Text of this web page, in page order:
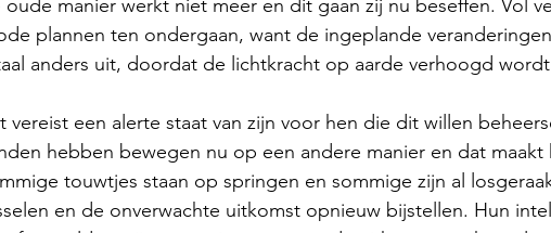
oude manier werkt niet meer en dit gaan zij nu beseffen. Vol
plannen ten ondergaan, want de ingeplande
anders uit, doordat de lichtkracht op aarde verhoogd
vereist een alerte staat van zijn voor hen die dit willen
hebben bewegen nu op een andere manier en dat maakt
touwtjes staan op springen en sommige zijn al
en de onverwachte uitkomst opnieuw bijstellen. Hun